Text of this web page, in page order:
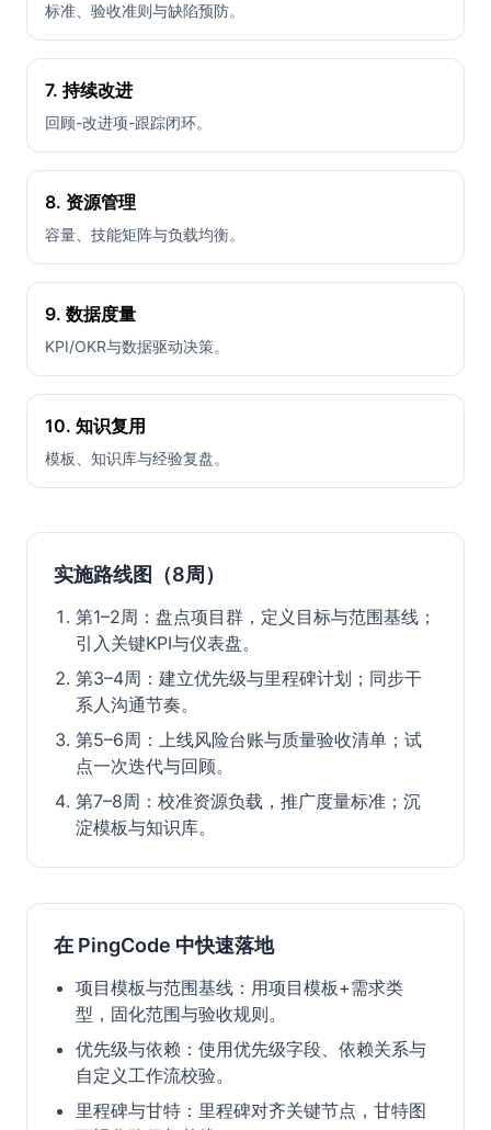
标准、验收准则与缺陷预防。
7. 持续改进
回顾-改进项-跟踪闭环。
8. 资源管理
容量、技能矩阵与负载均衡。
9. 数据度量
KPI/OKR与数据驱动决策。
10. 知识复用
模板、知识库与经验复盘。
实施路线图（8周）
第1–2周：盘点项目群，定义目标与范围基线；
引入关键KPI与仪表盘。
第3–4周：建立优先级与里程碑计划；同步干
系人沟通节奏。
第5–6周：上线风险台账与质量验收清单；试
点一次迭代与回顾。
第7–8周：校准资源负载，推广度量标准；沉
淀模板与知识库。
在 PingCode 中快速落地
项目模板与范围基线：用项目模板+需求类
型，固化范围与验收规则。
优先级与依赖：使用优先级字段、依赖关系与
自定义工作流校验。
里程碑与甘特：里程碑对齐关键节点，甘特图